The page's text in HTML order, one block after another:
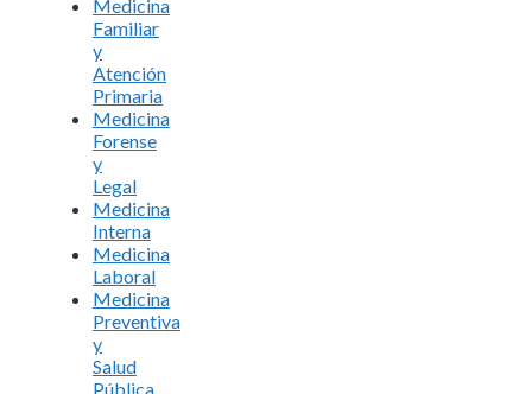
Medicina
Familiar
y
Atención
Primaria
Medicina
Forense
y
Legal
Medicina
Interna
Medicina
Laboral
Medicina
Preventiva
y
Salud
Pública